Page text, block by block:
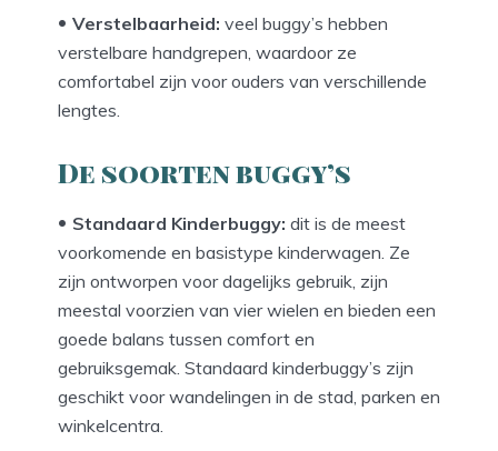
Verstelbaarheid: veel buggy’s hebben
verstelbare handgrepen, waardoor ze
comfortabel zijn voor ouders van verschillende
lengtes.
De soorten buggy’s
Standaard Kinderbuggy: dit is de meest
voorkomende en basistype kinderwagen. Ze
zijn ontworpen voor dagelijks gebruik, zijn
meestal voorzien van vier wielen en bieden een
goede balans tussen comfort en
gebruiksgemak. Standaard kinderbuggy’s zijn
geschikt voor wandelingen in de stad, parken en
winkelcentra.